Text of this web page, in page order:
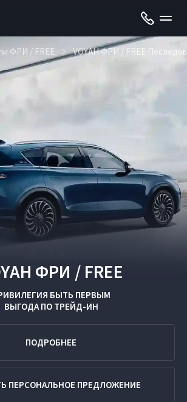
ФРИ / FREE VOYAH ФРИ / FREE
ФРИ / FREE
БЫТЬ ПЕРВЫМ
ВЫГОДА ПО ТРЕЙД-ИН
ПОДРОБНЕЕ
ПЕРСОНАЛЬНОЕ ПРЕДЛОЖЕНИЕ